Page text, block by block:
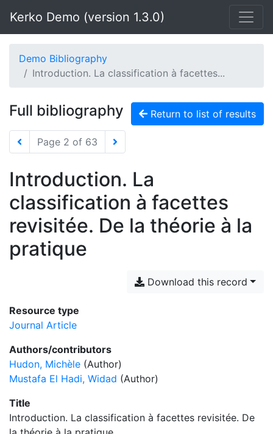
Kerko Demo (version 1.3.0)
Demo Bibliography
Introduction. La classification à facettes...
Full bibliography Return to list of results
Page 2 of 63
Introduction. La
classification à facettes
revisitée. De la théorie à la
pratique
Download this record
Resource type
Journal Article
Authors/contributors
Hudon, Michèle (Author)
Mustafa El Hadi, Widad (Author)
Title
Introduction. La classification à facettes revisitée. De